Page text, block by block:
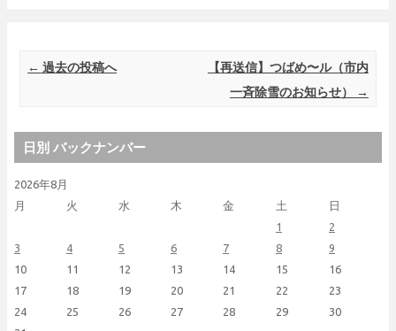
Post navigation
← 過去の投稿へ
【再送信】つばめ〜ル（市内
一斉除雪のお知らせ）
→
日別 バックナンバー
2026年8月
月
火 水 木 金 土 日
1
2
3
4 5 6 7 8
9
10
11 12 13 14 15
16
17
18 19 20 21 22
23
24
25 26 27 28 29
30